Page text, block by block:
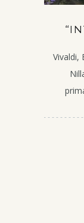
Vivaldi,